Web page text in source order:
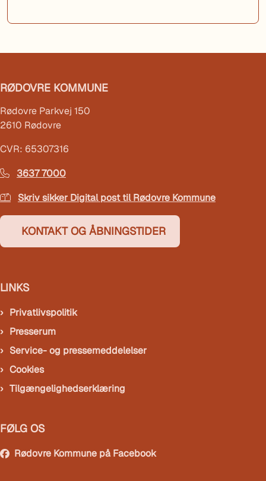
RØDOVRE KOMMUNE
Rødovre Parkvej 150
2610 Rødovre
CVR: 65307316
3637 7000
Skriv sikker Digital post til Rødovre Kommune
KONTAKT OG ÅBNINGSTIDER
LINKS
Privatlivspolitik
Presserum
Service- og pressemeddelelser
Cookies
Tilgængelighedserklæring
FØLG OS
Rødovre Kommune på Facebook